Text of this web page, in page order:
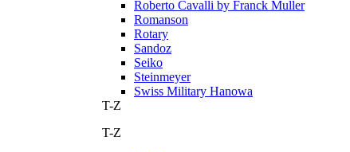
Roberto Cavalli by Franck Muller
Romanson
Rotary
Sandoz
Seiko
Steinmeyer
Swiss Military Hanowa
T-Z
T-Z